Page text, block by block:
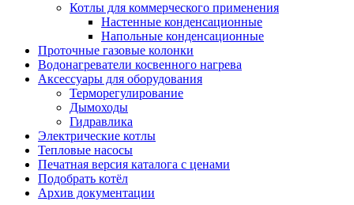
Котлы для коммерческого применения
Настенные конденсационные
Напольные конденсационные
Проточные газовые колонки
Водонагреватели косвенного нагрева
Аксессуары для оборудования
Терморегулирование
Дымоходы
Гидравлика
Электрические котлы
Тепловые насосы
Печатная версия каталога с ценами
Подобрать котёл
Архив документации